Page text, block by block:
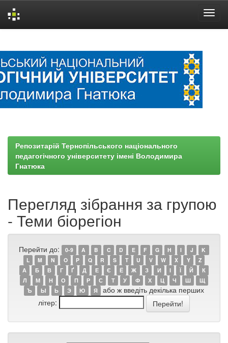
Репозитарій Тернопільського національного
педагогічного університету імені Володимира
Гнатюка
Перегляд зібрання за групою
- Теми біорегіон
Перейти до: 0-9 A B C D E F G H I J
K
L
M N O P Q R S T U V W X Y
Z
А
Б В Г Ґ Д Е Є Ё Ж З И І Ї Й
К
Л
М Н О П Р С Т У Ф Х Ц Ч Ш
Щ
Ъ
Ы Ь Э Ю Я
або ж введіть декілька перших
літер: